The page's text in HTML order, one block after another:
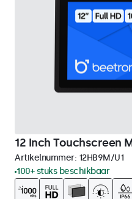
12 Inch Touchscreen
Artikelnummer: 12HB9M/U1
100+ stuks beschikbaar